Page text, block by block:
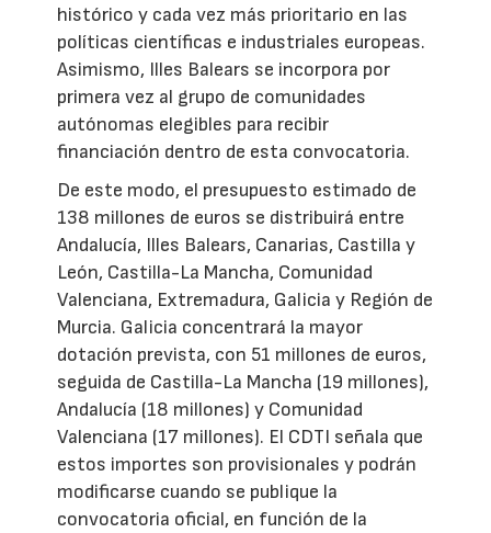
histórico y cada vez más prioritario en las
políticas científicas e industriales europeas.
Asimismo, Illes Balears se incorpora por
primera vez al grupo de comunidades
autónomas elegibles para recibir
financiación dentro de esta convocatoria.
De este modo, el presupuesto estimado de
138 millones de euros se distribuirá entre
Andalucía, Illes Balears, Canarias, Castilla y
León, Castilla-La Mancha, Comunidad
Valenciana, Extremadura, Galicia y Región de
Murcia. Galicia concentrará la mayor
dotación prevista, con 51 millones de euros,
seguida de Castilla-La Mancha (19 millones),
Andalucía (18 millones) y Comunidad
Valenciana (17 millones). El CDTI señala que
estos importes son provisionales y podrán
modificarse cuando se publique la
convocatoria oficial, en función de la